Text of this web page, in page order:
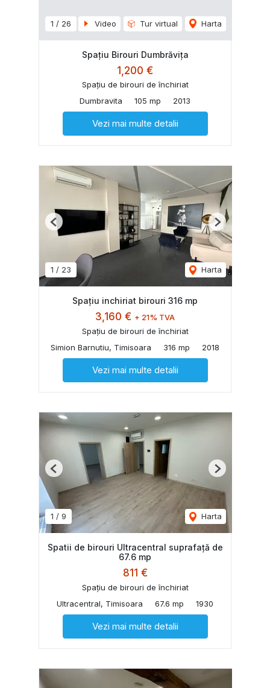
1 / 26 Video Tur virtual Harta
Spațiu Birouri Dumbrăvița
1,200 €
Spațiu de birouri de închiriat
Dumbravita
105 mp 2013
Vezi mai multe detalii
1 / 23 Harta
Previous Next
Spațiu inchiriat birouri 316 mp
3,160 € + 21% TVA
Spațiu de birouri de închiriat
Simion Barnutiu, Timisoara
316 mp 2018
Vezi mai multe detalii
1 / 9 Harta
Previous Next
Spatii de birouri Ultracentral suprafață de
67.6 mp
811 €
Spațiu de birouri de închiriat
Ultracentral, Timisoara
67.6 mp 1930
Vezi mai multe detalii